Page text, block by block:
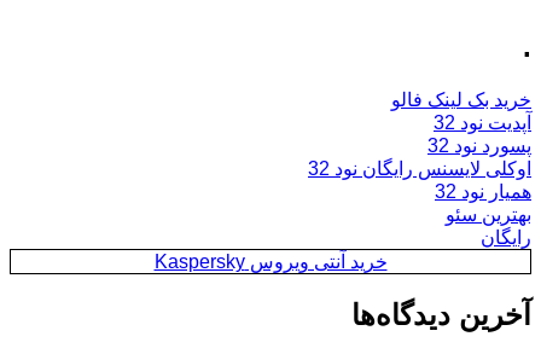
.
خرید بک لینک فالو
آپدیت نود 32
پسورد نود 32
اوکلی لایسنس رایگان نود 32
همیار نود 32
بهترین سئو
رایگان
خرید آنتی ویروس Kaspersky
آخرین دیدگاه‌ها